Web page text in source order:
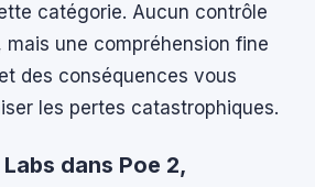
catégorie. Aucun contrôle
mais une compréhension fine
des conséquences vous
les pertes catastrophiques.
dans Poe 2,